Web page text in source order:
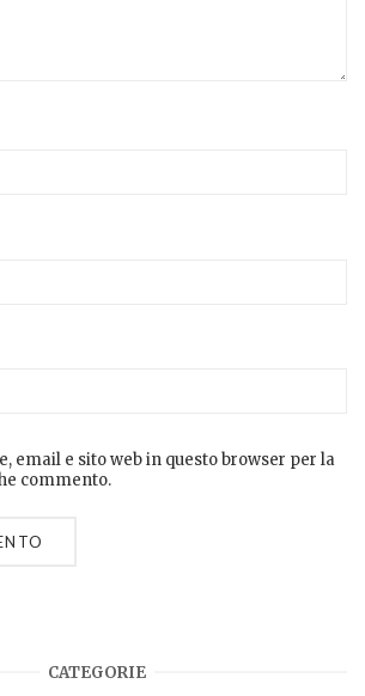
email e sito web in questo browser per la
commento.
CATEGORIE